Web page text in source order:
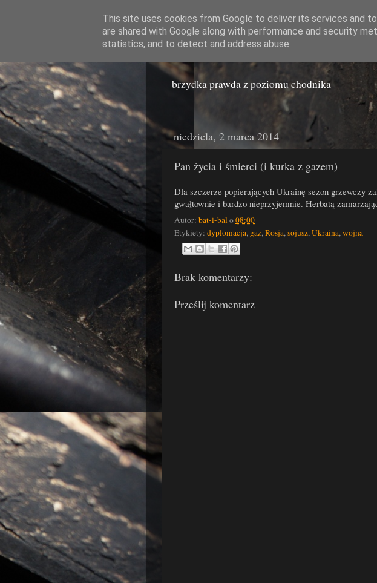
Miasto
brzydka prawda z poziomu chodnika
niedziela, 2 marca 2014
Pan życia i śmierci (i kurka z gazem)
Dla szczerze popierających Ukrainę sezon grzewczy
gwałtownie i bardzo nieprzyjemnie. Herbatą
Autor: bat-i-bal o08:00
Etykiety: dyplomacja, gaz, Rosja, sojusz, Ukraina, wojna
Brak komentarzy:
Prześlij komentarz
This site uses cookies from Google to deliver its services and
are shared with Google along with performance and security
statistics, and to detect and address abuse.